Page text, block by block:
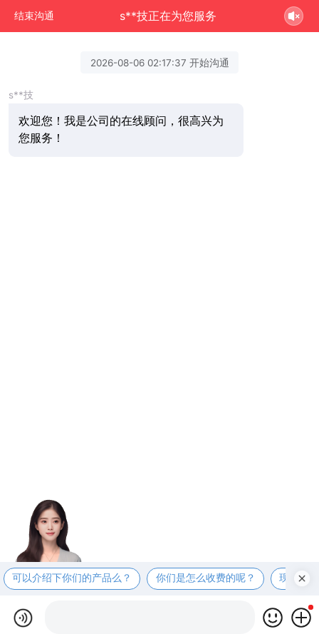
结束沟通 s**技正在为您服务
2026-08-06 02:17:37 开始沟通
s**技
欢迎您！我是公司的在线顾问，很高兴为
您服务！
可以介绍下你们的产品么？ 你们是怎么收费的呢？ 现在有